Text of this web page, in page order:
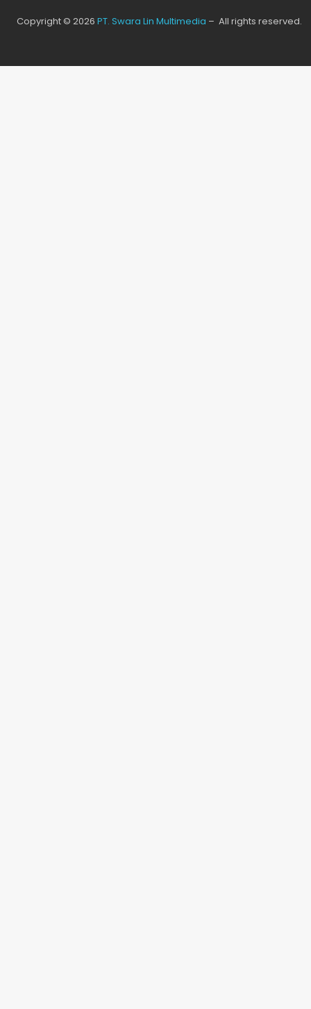
Copyright © 2026 PT. Swara Lin Multimedia – All rights reserved.